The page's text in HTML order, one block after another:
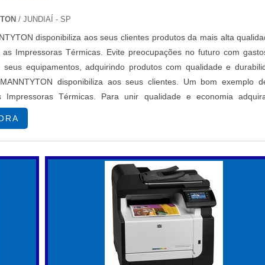
garantir que seus documentos atendam aos padrões
tipos de documentos para observar a nitidez e a
resolução mínima de 300 DPI é recomendada, pois
também a precisão das cores em trabalhos
marketing. Além disso, a legibilidade dos textos em
vez que impressões muito pequenas podem
a conveniência no uso cotidiano. Compare as
Fi, com as opções via cabo. A compatibilidade com
principalmente se você planeja usar a melhor
ou tablets. Considere a facilidade de configuração
para evitar interrupções que possam atrasar o seu trabalho.
/ JUNDIAÍ - SP
disponibiliza aos seus clientes produtos da mais alta
as Impressoras Térmicas. Evite preocupações no futuro com
seus equipamentos, adquirindo produtos com qualidade e
disponibiliza aos seus clientes. Um bom exemplo
Impressoras Térmicas. Para unir qualidade e economia
na HELLERMANNT...